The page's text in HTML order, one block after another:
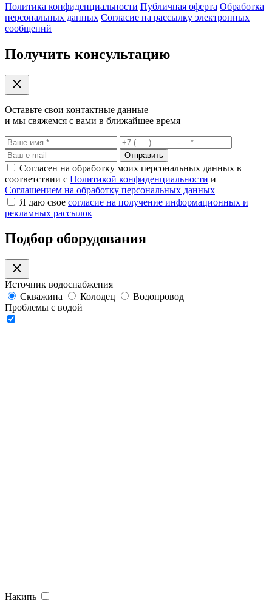
Политика конфиденциальности Публичная оферта Обработка
персональных данных Согласие на рассылку электронных
сообщений
Получить консультацию
Оставьте свои контактные данные
и мы свяжемся с вами в ближайшее время
Отправить
Согласен на обработку моих персональных данных в
соответствии с Политикой конфиденциальности и
Соглашением на обработку персональных данных
Я даю свое согласие на получение информационных и
рекламных рассылок
Подбор оборудования
Источник водоснабжения
Скважина
Колодец
Водопровод
Проблемы с водой
Накипь